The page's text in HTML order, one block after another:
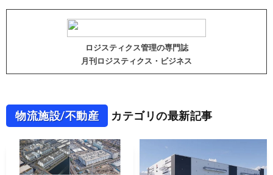
ロジスティクス管理の専門誌
月刊ロジスティクス・ビジネス
物流施設/不動産 カテゴリの最新記事